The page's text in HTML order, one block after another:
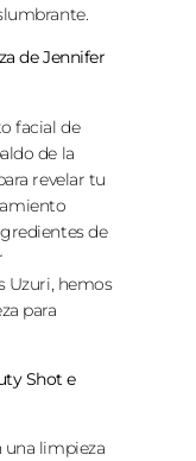
de Jennifer
facial de
de la
revelar tu
de
Uzuri, hemos
para
Shot e
limpieza